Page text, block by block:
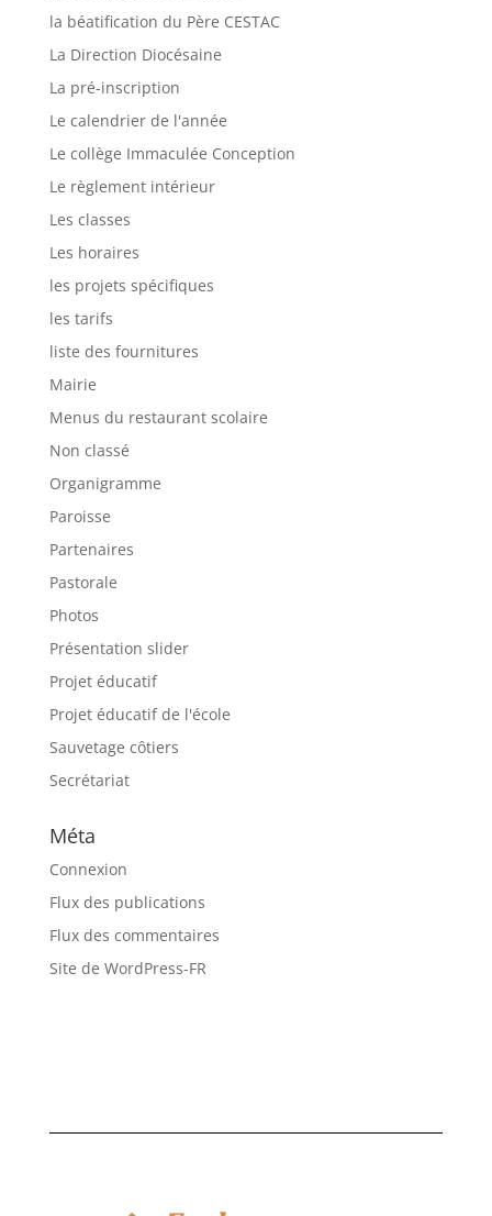
la béatification du Père CESTAC
La Direction Diocésaine
La pré-inscription
Le calendrier de l'année
Le collège Immaculée Conception
Le règlement intérieur
Les classes
Les horaires
les projets spécifiques
les tarifs
liste des fournitures
Mairie
Menus du restaurant scolaire
Non classé
Organigramme
Paroisse
Partenaires
Pastorale
Photos
Présentation slider
Projet éducatif
Projet éducatif de l'école
Sauvetage côtiers
Secrétariat
Méta
Connexion
Flux des publications
Flux des commentaires
Site de WordPress-FR